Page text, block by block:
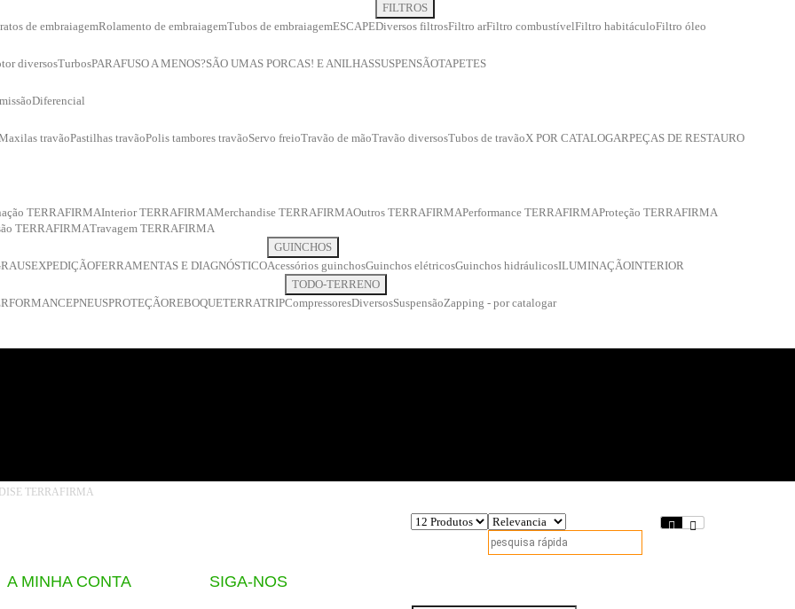
de embraiagemRolamento de embraiagemTubos de embraiagemESCAPE
FILTROS
Diversos filtrosFiltro arFiltro combustívelFiltro habitáculoFiltro óleo
diversosTurbosPARAFUSO A MENOS?SÃO UMAS PORCAS! E ANILHASSUSPENSÃOTAPETES
Diferencial
travãoPastilhas travãoPolis tambores travãoServo freioTravão de mãoTravão diversosTubos de travãoX POR CATALOGARPEÇAS DE RESTAURO
TERRAFIRMAInterior TERRAFIRMAMerchandise TERRAFIRMAOutros TERRAFIRMAPerformance TERRAFIRMAProteção TERRAFIRMA
TERRAFIRMATravagem TERRAFIRMA
EXPEDIÇÃOFERRAMENTAS E DIAGNÓSTICO
GUINCHOS
Acessórios guinchosGuinchos elétricosGuinchos hidráulicosILUMINAÇÃOINTERIOR
PNEUSPROTEÇÃOREBOQUETERRATRIP
TODO-TERRENO
CompressoresDiversosSuspensãoZapping - por catalogar
TERRAFIRMA
A MINHA CONTA SIGA-NOS